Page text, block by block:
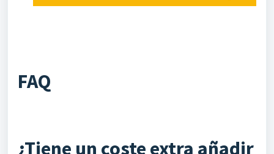
FAQ
¿Tiene un coste extra añadir